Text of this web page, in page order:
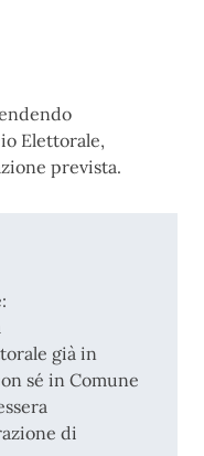
Elettorale,
prevista.
già in
sé in Comune
di